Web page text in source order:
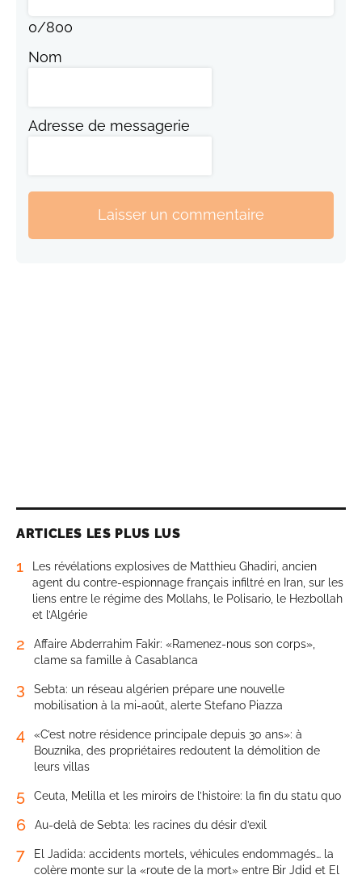
0/800
Nom
Adresse de messagerie
Laisser un commentaire
ARTICLES LES PLUS LUS
1
Les révélations explosives de Matthieu Ghadiri, ancien
agent du contre-espionnage français infiltré en Iran, sur les
liens entre le régime des Mollahs, le Polisario, le Hezbollah
et l’Algérie
2
Affaire Abderrahim Fakir: «Ramenez-nous son corps»,
clame sa famille à Casablanca
3
Sebta: un réseau algérien prépare une nouvelle
mobilisation à la mi-août, alerte Stefano Piazza
4
«C’est notre résidence principale depuis 30 ans»: à
Bouznika, des propriétaires redoutent la démolition de
leurs villas
5 Ceuta, Melilla et les miroirs de l’histoire: la fin du statu quo
6 Au-delà de Sebta: les racines du désir d’exil
7
El Jadida: accidents mortels, véhicules endommagés… la
colère monte sur la «route de la mort» entre Bir Jdid et El